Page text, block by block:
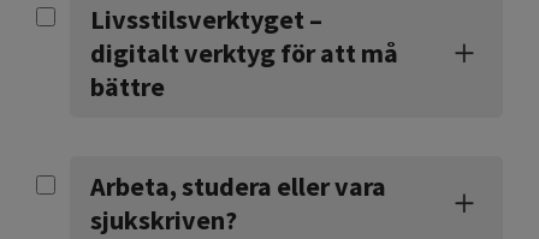
Livsstilsverktyget –
digitalt verktyg för att må
bättre
Arbeta, studera eller vara
sjukskriven?